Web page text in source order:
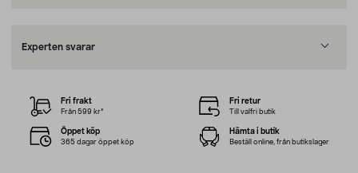
Experten svarar
Fri frakt
Från 599 kr*
Fri retur
Till valfri butik
Öppet köp
365 dagar öppet köp
Hämta i butik
Beställ online, från butikslager